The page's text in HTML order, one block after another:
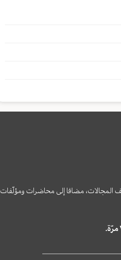
المجالات، مضافا إلى محاضرات ومؤلّفات